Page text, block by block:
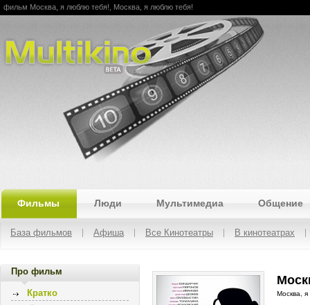
Multikino
фильм Москва, я люблю тебя!, Москва, я люблю тебя!
Фильмы Люди Мультимедиа Общение
База фильмов Афиша Все Кинотеатры В кинотеатрах
Про фильм
Кратко
Москва,